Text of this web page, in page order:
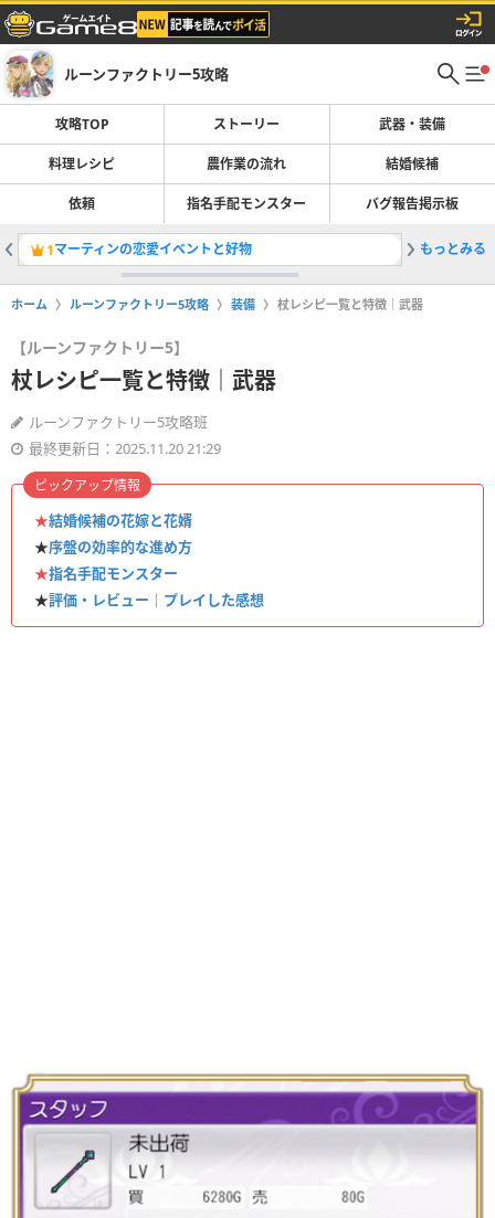
ルーンファクトリー5攻略
攻略TOP ストーリー 武器・装備
料理レシピ 農作業の流れ 結婚候補
依頼 指名手配モンスター バグ報告掲示板
1マーティンの恋愛イベントと好物 2知力の
もっとみる
ホーム ルーンファクトリー5攻略 装備 杖レシピ一覧と特徴｜武器
【ルーンファクトリー5】
杖レシピ一覧と特徴｜武器
ルーンファクトリー5攻略班
最終更新日：2025.11.20 21:29
★結婚候補の花嫁と花婿
★序盤の効率的な進め方
★指名手配モンスター
★評価・レビュー｜プレイした感想
ピックアップ情報